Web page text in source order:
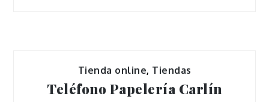
Tienda online, Tiendas
Teléfono Papelería Carlín